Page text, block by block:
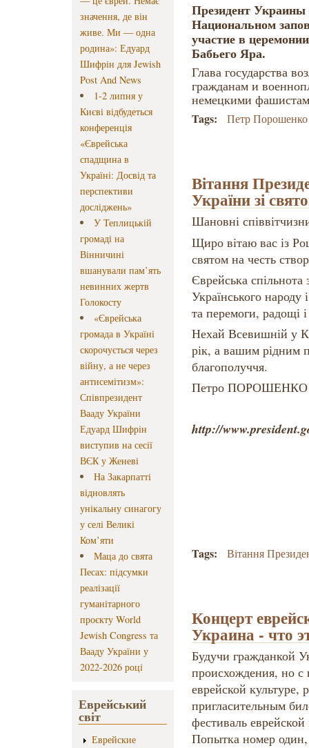
значення, де він
живе. Ми — одна
родина»: Едуард
Шифрін для Jewish
Post And News
1-2 липня у
Києві відбудеться
конференція
«Єврейська
спадщина в
Україні: Досвід та
перспективи
досліджень»
У Теплицькій
громаді на
Вінничині
вшанували пам’ять
невинних жертв
Голокосту
«Єврейська
громада в Україні
скорочується через
війну, а не через
антисемітизм»:
Співпрезидент
Вааду України
Едуард Шифрін
виступив на сесії
ВЄК у Женеві
На Закарпатті
відновлять
унікальну синагогу
у селі Великі
Ком’яти
Маца до свята
Песах: підсумки
реалізації
гуманітарного
проєкту World
Jewish Congress та
Вааду України у
2022-2026 році
Еврейський
світ
Еврейские
Президент
Национальном
участие в
Бабьего Яра.
Глава государства
гражданам и
немецкими
Tags: Петр Порошенко
Вітання
України зі
Шановні
Щиро вітаю вас із
святом на честь
Єврейська
Українського народу
та перемоги, радощі
Нехай Всевишній у
рік, а вашим рідним
благополуччя.
Петро ПОРОШЕНКО
http://
Tags: Вітання
Концерт
Украина - что
Будучи гражданкой
происхождения, но с
еврейской культуре,
пригласительным
фестиваль
Попытка номер